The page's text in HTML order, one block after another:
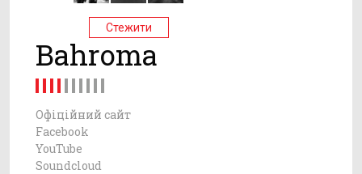
Стежити
Bahroma
Офіційний сайт
Facebook
YouTube
Soundcloud